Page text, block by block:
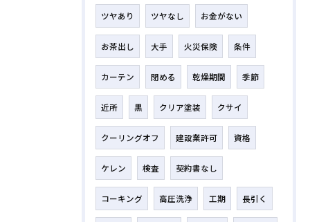
ツヤあり ツヤなし お金がない
お茶出し 大手 火災保険 条件
カーテン 閉める 乾燥期間 季節
近所 黒 クリア塗装 クサイ
クーリングオフ 建設業許可 資格
ケレン 検査 契約書なし
コーキング 高圧洗浄 工期 長引く